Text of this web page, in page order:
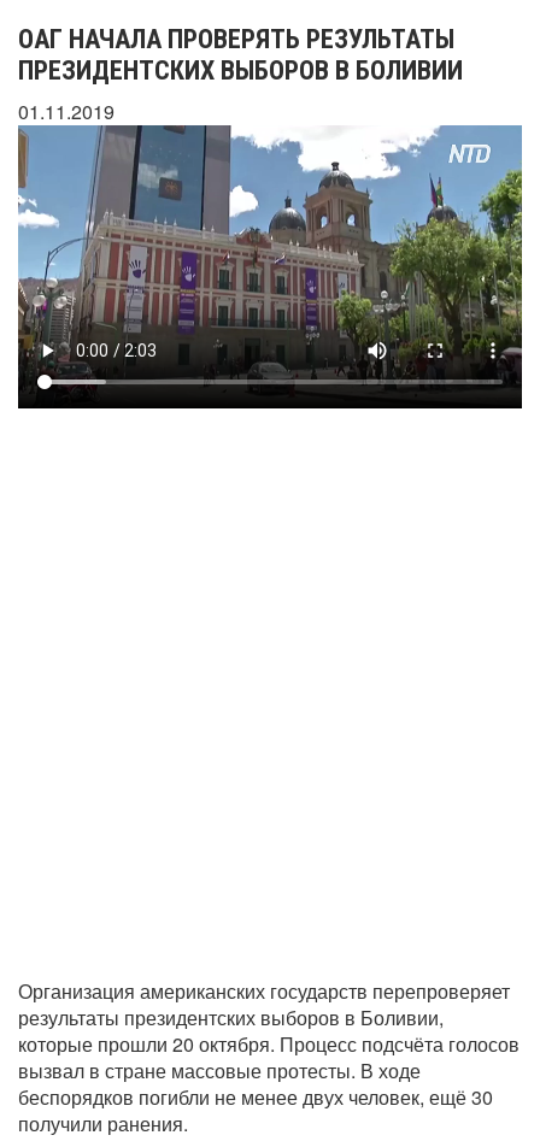
ОАГ НАЧАЛА ПРОВЕРЯТЬ РЕЗУЛЬТАТЫ
ПРЕЗИДЕНТСКИХ ВЫБОРОВ В БОЛИВИИ
01.11.2019
Организация американских государств перепроверяет
результаты президентских выборов в Боливии,
которые прошли 20 октября. Процесс подсчёта голосов
вызвал в стране массовые протесты. В ходе
беспорядков погибли не менее двух человек, ещё 30
получили ранения.